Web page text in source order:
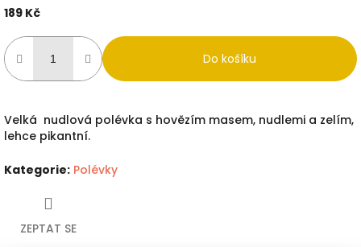
189 Kč
cena:
Do košíku
Velká nudlová polévka s hovězím masem, nudlemi a zelím,
lehce pikantní.
Kategorie: Polévky
ZEPTAT SE